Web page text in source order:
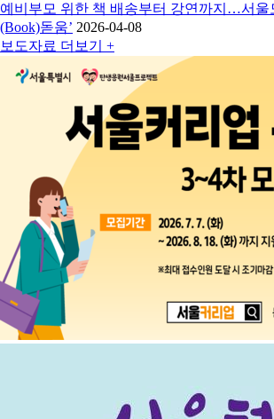
예비부모 위한 책 배송부터 강연까지…서울
(Book)돋움’ 2026-04-08
보도자료 더보기 +